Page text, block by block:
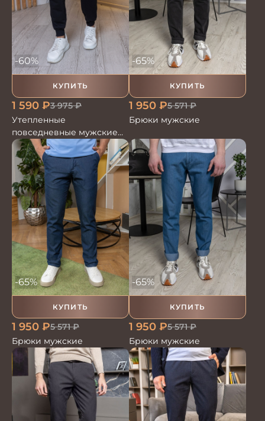
КУПИТЬ
-60%
1 590 ₽3 975₽
Утепленные
повседневные мужские
брюки на резинке
КУПИТЬ
-65%
1 950 ₽5 571₽
Брюки мужские
КУПИТЬ
-65%
1 950 ₽5 571₽
Брюки мужские
КУПИТЬ
-65%
1 950 ₽5 571₽
Брюки мужские